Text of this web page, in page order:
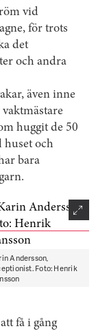
vid
för trots
det
och andra
även inne
huggit de 50
huset och
bara
Andersson,
Foto: Henrik
få i gång